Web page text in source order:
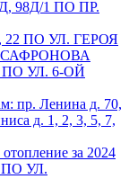
98Д/1 ПО ПР.
ПО УЛ. ГЕРОЯ
УЛ. 6-ОЙ
пр. Ленина д. 70,
д. 1, 2, 3, 5, 7,
за 2024
УЛ.